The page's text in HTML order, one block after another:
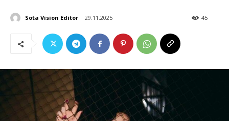
Sota Vision Editor 29.11.2025 45